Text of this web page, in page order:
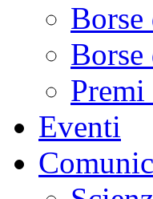
Eventi